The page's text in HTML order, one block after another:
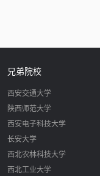
兄弟院校
西安交通大学
陕西师范大学
西安电子科技大学
长安大学
西北农林科技大学
西北工业大学